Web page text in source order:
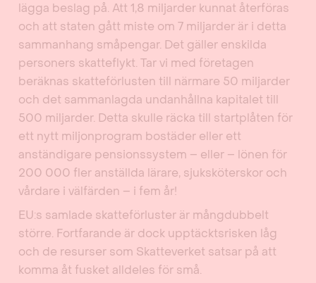
lägga beslag på. Att 1,8 miljarder kunnat återföras
och att staten gått miste om 7 miljarder är i detta
sammanhang småpengar. Det gäller enskilda
personers skatteflykt. Tar vi med företagen
beräknas skatteförlusten till närmare 50 miljarder
och det sammanlagda undanhållna kapitalet till
500 miljarder. Detta skulle räcka till startplåten för
ett nytt miljonprogram bostäder eller ett
anständigare pensionssystem – eller – lönen för
200 000 fler anställda lärare, sjuksköterskor och
vårdare i välfärden – i fem år!
EU:s samlade skatteförluster är mångdubbelt
större. Fortfarande är dock upptäcktsrisken låg
och de resurser som Skatteverket satsar på att
komma åt fusket alldeles för små.